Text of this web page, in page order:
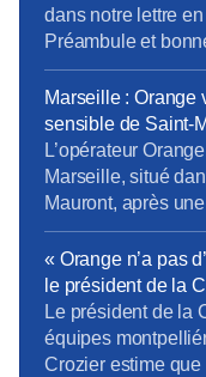
dans notre lettre
Préambule et
va bien madame
Neandertal
26 mars.
Marseille : Orange
sensible de Saint-
Europe 1
L’opérateur
Marseille, situé
Mauront, après
la direction
personnes
phocéenne.
situation apaisée
ont dû être […]
« Orange n’a pas
le président de la
l’Herault
Le président de la
équipes
Crozier estime que